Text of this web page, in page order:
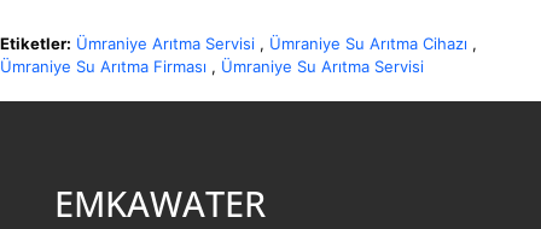
Etiketler: Ümraniye Arıtma Servisi , Ümraniye Su Arıtma Cihazı ,
Ümraniye Su Arıtma Firması , Ümraniye Su Arıtma Servisi
EMKAWATER